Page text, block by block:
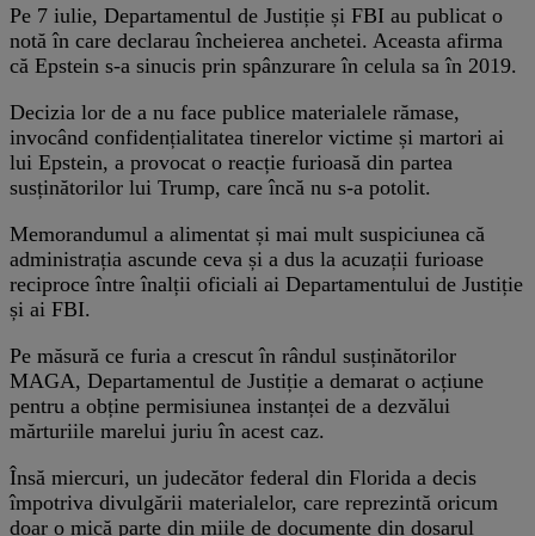
Pe 7 iulie, Departamentul de Justiție și FBI au publicat o
notă în care declarau încheierea anchetei. Aceasta afirma
că Epstein s-a sinucis prin spânzurare în celula sa în 2019.
Decizia lor de a nu face publice materialele rămase,
invocând confidențialitatea tinerelor victime și martori ai
lui Epstein, a provocat o reacție furioasă din partea
susținătorilor lui Trump, care încă nu s-a potolit.
Memorandumul a alimentat și mai mult suspiciunea că
administrația ascunde ceva și a dus la acuzații furioase
reciproce între înalții oficiali ai Departamentului de Justiție
și ai FBI.
Pe măsură ce furia a crescut în rândul susținătorilor
MAGA, Departamentul de Justiție a demarat o acțiune
pentru a obține permisiunea instanței de a dezvălui
mărturiile marelui juriu în acest caz.
Însă miercuri, un judecător federal din Florida a decis
împotriva divulgării materialelor, care reprezintă oricum
doar o mică parte din miile de documente din dosarul